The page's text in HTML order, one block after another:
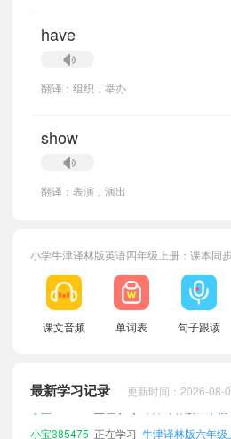
have
翻译：组织，举办
show
翻译：表演，演出
小学牛津译林版英语四年级上册：课本同
课文音频 单词表 句子跟读
最新学习记录 更新时间：2026-08-
小宝191599 正在学习 牛津译林版三年级
小宝900549 正在学习 牛津译林版二年级